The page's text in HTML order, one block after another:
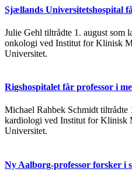
Sjællands Universitetshospital
Julie Gehl tiltrådte 1. august som
onkologi ved Institut for Klinisk
Universitet.
Rigshospitalet får professor i
Michael Rahbek Schmidt
kardiologi ved Institut for Klinisk
Universitet.
Ny Aalborg-professor forsker i